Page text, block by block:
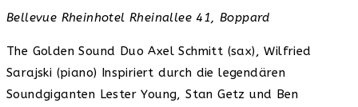
Bellevue Rheinhotel Rheinallee 41, Boppard
The Golden Sound Duo Axel Schmitt (sax), Wilfried
Sarajski (piano) Inspiriert durch die legendären
Soundgiganten Lester Young, Stan Getz und Ben